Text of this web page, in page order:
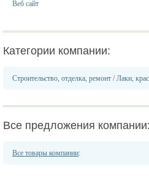
Веб сайт
Категории компании:
Строительство, отделка, ремонт /Лаки,
Все предложения компании:
Все товары компании: